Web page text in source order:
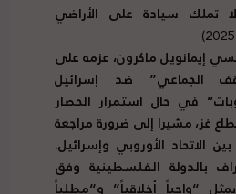
لا تملك سيادة على الأراضي
إيمانويل ماكرون، عزمه على
الجماعي” ضد إسرائيل
” في حال استمرار الحصار
غز، مشيرا إلى ضرورة مراجعة
الاتحاد الأوروبي وإسرائيل.
بالدولة الفلسطينية وفق
“واجباً أخلاقياً” و“مطلباً